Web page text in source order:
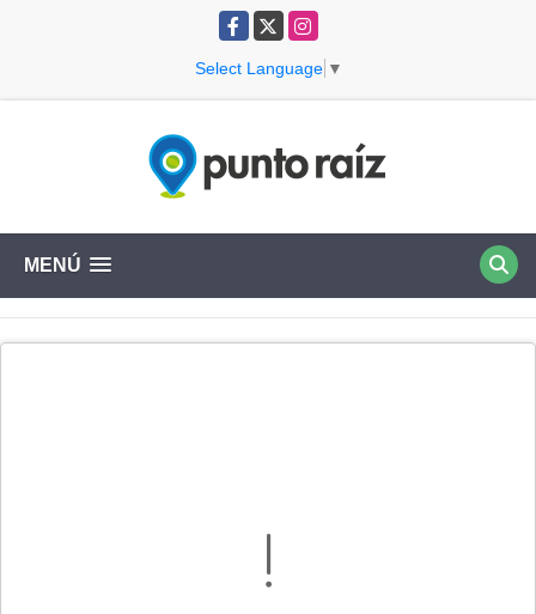
Facebook
X Instagram
Select Language ▼
MENÚ